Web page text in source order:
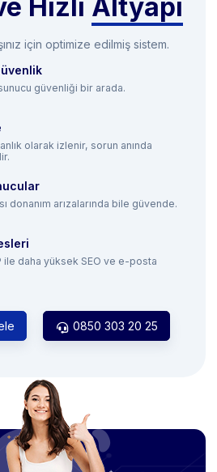
Hızlı Altyapı
için optimize edilmiş sistem.
güvenliği bir arada.
anlık olarak izlenir, sorun anında
donanım arızalarında bile güvende.
ile daha yüksek SEO ve e-posta
0850 303 20 25